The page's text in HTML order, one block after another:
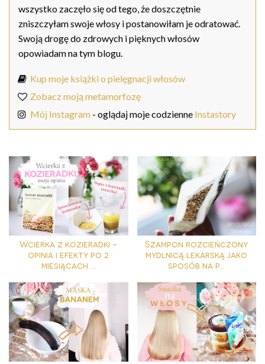
wszystko zaczęło się od tego, że doszczętnie
zniszczyłam swoje włosy i postanowiłam je odratować.
Swoją drogę do zdrowych i pięknych włosów
opowiadam na tym blogu.
Kup moje książki o pielęgnacji włosów
Zobacz moją metamorfozę
Mój Instagram - oglądaj moje codzienne Instastory
Wcierka z kozieradki -
opinia i efekty po 2
miesiącach ...
Szampon rozcieńczony
mydlnicą lekarską jako
sposób na p...